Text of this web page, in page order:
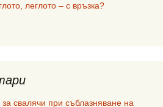
леглото – с връзка?
за свалячи при съблазняване на